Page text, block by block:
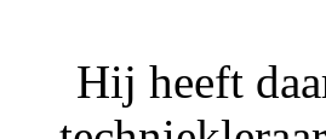
Hij heeft